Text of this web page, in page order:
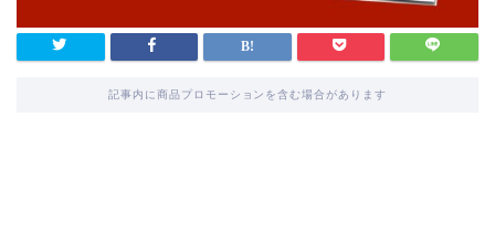
記事内に商品プロモーションを含む場合があります